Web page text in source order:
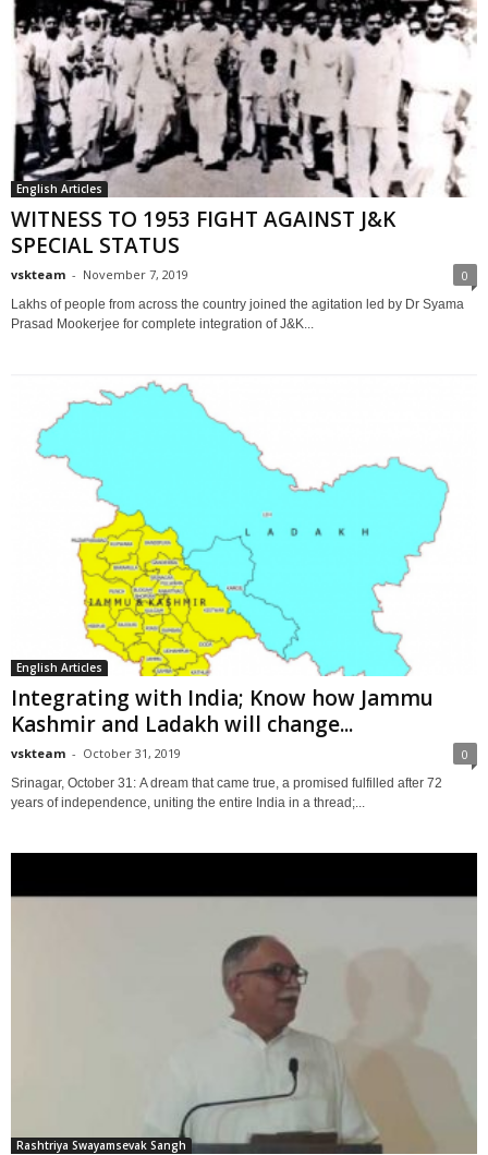
English Articles
WITNESS TO 1953 FIGHT AGAINST J&K
SPECIAL STATUS
vskteam - November 7, 2019 0
Lakhs of people from across the country joined the agitation led by Dr Syama
Prasad Mookerjee for complete integration of J&K...
English Articles
Integrating with India; Know how Jammu
Kashmir and Ladakh will change...
vskteam - October 31, 2019 0
Srinagar, October 31: A dream that came true, a promised fulfilled after 72
years of independence, uniting the entire India in a thread;...
Rashtriya Swayamsevak Sangh